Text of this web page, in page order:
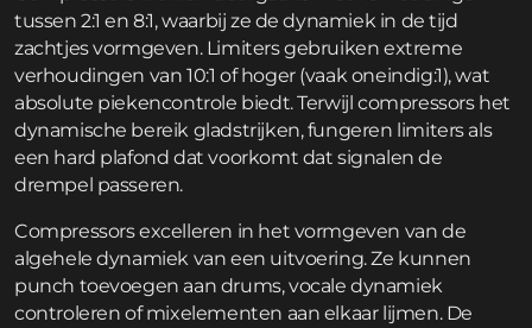
tussen 2:1 en 8:1, waarbij ze de dynamiek in de tijd
zachtjes vormgeven. Limiters gebruiken extreme
verhoudingen van 10:1 of hoger (vaak oneindig:1), wat
absolute piekencontrole biedt. Terwijl compressors het
dynamische bereik gladstrijken, fungeren limiters als
een hard plafond dat voorkomt dat signalen de
drempel passeren.
Compressors excelleren in het vormgeven van de
algehele dynamiek van een uitvoering. Ze kunnen
punch toevoegen aan drums, vocale dynamiek
controleren of mixelementen aan elkaar lijmen. De